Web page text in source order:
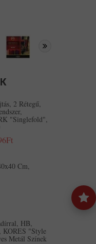
2 Rétegű,
"Singlefold",
Cm,
HB,
KORES "Style
Metál Színek